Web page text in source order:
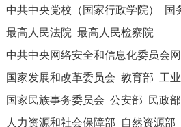
中共中央党校（国家行政学院）
国
最高人民法院 最高人民检察院
中共中央网络安全和信息化委员会
国家发展和改革委员会 教育部 工
国家民族事务委员会 公安部 民政部
人力资源和社会保障部
自然资源部